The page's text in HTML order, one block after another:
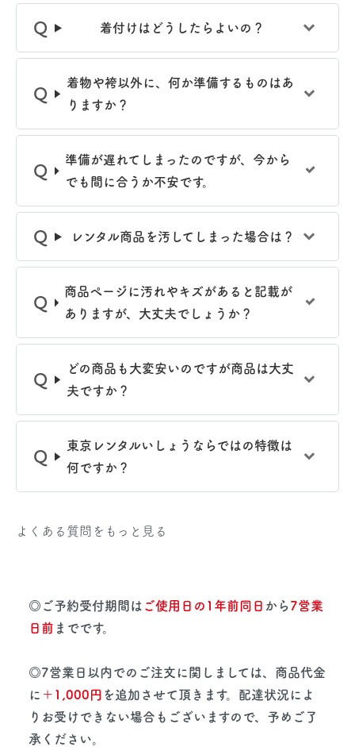
着付けはどうしたらよいの？
着物や袴以外に、何か準備するものはあ
りますか？
準備が遅れてしまったのですが、今から
でも間に合うか不安です。
レンタル商品を汚してしまった場合は？
商品ぺージに汚れやキズがあると記載が
ありますが、大丈夫でしょうか？
どの商品も大変安いのですが商品は大丈
夫ですか？
東京レンタルいしょうならではの特徴は
何ですか？
よくある質問をもっと見る
◎ご予約受付期間は ご使用日の1年前同日 から7営業
日前 までです。
◎7営業日以内でのご注文に関しましては、商品代金
に ＋1,000円 を追加させて頂きます。配達状況によ
りお受けできない場合もございますので、予めご了
承ください。